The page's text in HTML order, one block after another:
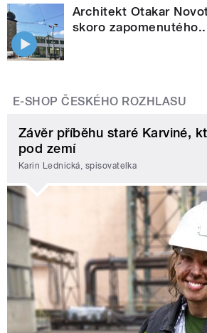
Architekt Otakar
skoro
E-SHOP ČESKÉHO ROZHLASU
Závěr příběhu staré Karviné,
pod zemí
Karin Lednická, spisovatelka